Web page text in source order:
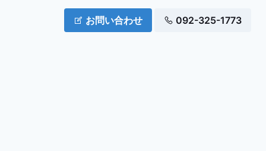
お問い合わせ 092-325-1773